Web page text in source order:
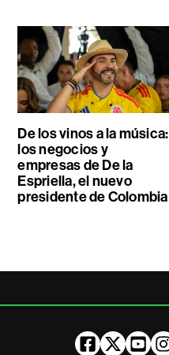
De los vinos a la música:
los negocios y
empresas de De la
Espriella, el nuevo
presidente de Colombia